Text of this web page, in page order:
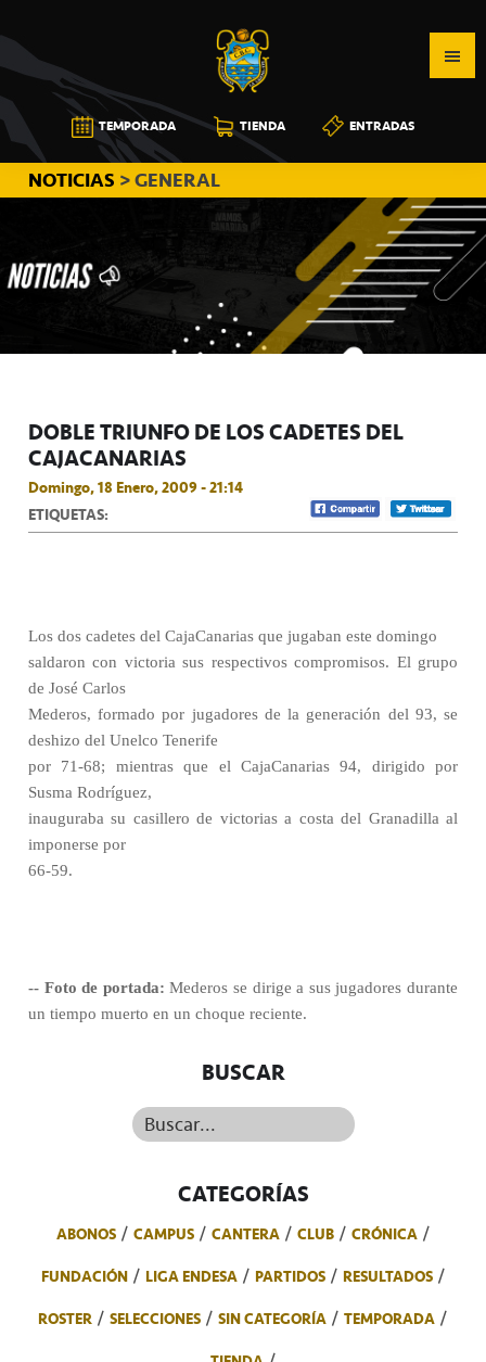
a
la
navegación
principal
al
contenido
principal
a
la
barra
lateral
principal
CB
CANARIAS
TEMPORADA TIENDA ENTRADAS
NOTICIAS > GENERAL
DOBLE TRIUNFO DE LOS CADETES DEL
CAJACANARIAS
Domingo, 18 Enero, 2009 - 21:14
ETIQUETAS:
Los dos cadetes del CajaCanarias que jugaban este domingo
saldaron con victoria sus respectivos compromisos. El grupo
de José Carlos
Mederos, formado por jugadores de la generación del 93, se
deshizo del Unelco Tenerife
por 71-68; mientras que el CajaCanarias 94, dirigido por
Susma Rodríguez,
inauguraba su casillero de victorias a costa del Granadilla al
imponerse por
66-59.
-- Foto de portada: Mederos se dirige a sus jugadores durante
un tiempo muerto en un choque reciente.
BUSCAR
Buscar...
CATEGORÍAS
ABONOS CAMPUS CANTERA CLUB
CRÓNICA
FUNDACIÓN
LIGA ENDESA PARTIDOS
RESULTADOS
ROSTER
SELECCIONES SIN CATEGORÍA
TEMPORADA